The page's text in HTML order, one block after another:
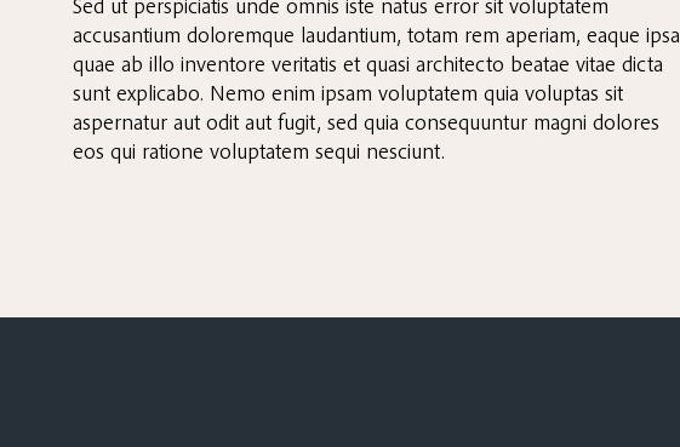
Sed ut perspiciatis unde omnis iste natus error sit voluptatem
accusantium doloremque laudantium, totam rem aperiam, eaque ipsa
quae ab illo inventore veritatis et quasi architecto beatae vitae dicta
sunt explicabo. Nemo enim ipsam voluptatem quia voluptas sit
aspernatur aut odit aut fugit, sed quia consequuntur magni dolores
eos qui ratione voluptatem sequi nesciunt.